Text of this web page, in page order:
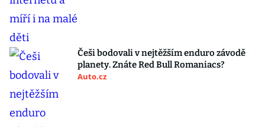
Češi bodovali v nejtěžším enduro závodě
planety. Znáte Red Bull Romaniacs?
Auto.cz